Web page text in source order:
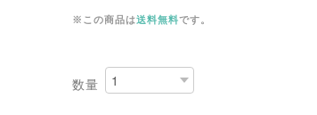
※この商品は送料無料です。
数量